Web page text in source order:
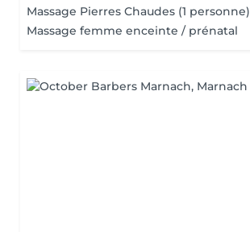
Massage Pierres Chaudes (1 personne)
Massage femme enceinte / prénatal